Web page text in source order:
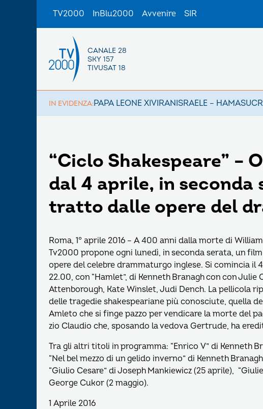
TV2000 InBlu2000 Avvenire SIR
CANALE 28
SKY 157
TIVUSAT 18
IN EVIDENZA:PAPA LEONE XIVIRANISRAELE – HAMAS
“Ciclo Shakespeare” –
dal 4 aprile, in seconda
tratto dalle opere del
Roma, 1° aprile 2016 – A 400 anni dalla morte di
Tv2000 propone ogni lunedì, in seconda serata, un
opere del celebre drammaturgo inglese. Si comincia il
22.00, con “Hamlet”, di Kenneth Branagh con con Julie
Attenborough, Kate Winslet, Judi Dench. La pellicola
delle tragedie shakespeariane più conosciute, quella
Amleto che si finge pazzo per vendicare la morte del
zio Claudio che, sposando la vedova Gertrude, ha
Tra gli altri titoli in programma: “Enrico V” di Kenneth
“Nel bel mezzo di un gelido inverno” di Kenneth
“Giulio Cesare” di Joseph Mankiewicz (25 aprile),
George Cukor (2 maggio).
1 Aprile 2016